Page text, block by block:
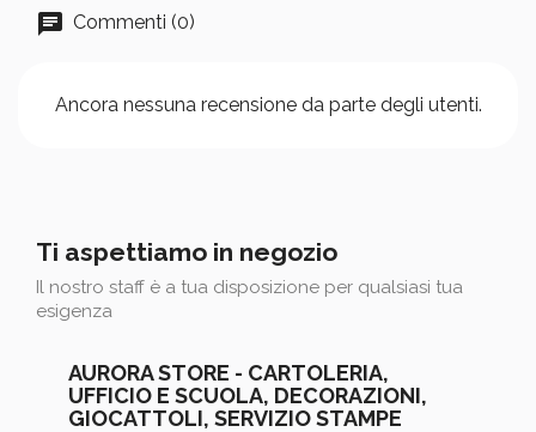
Commenti (0)
Ancora nessuna recensione da parte degli utenti.
Ti aspettiamo in negozio
Il nostro staff è a tua disposizione per qualsiasi tua
esigenza
AURORA STORE - CARTOLERIA,
UFFICIO E SCUOLA, DECORAZIONI,
GIOCATTOLI, SERVIZIO STAMPE